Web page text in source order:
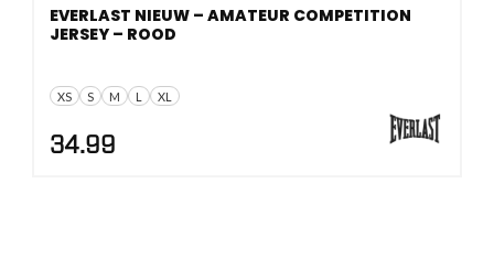
XS S M L XL
EVERLAST NIEUW – AMATEUR COMPETITION
JERSEY – ROOD
34.99